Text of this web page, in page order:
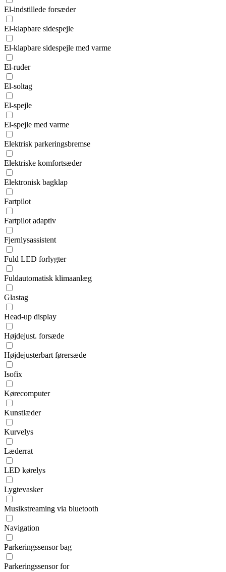
El-indstillede forsæder
El-klapbare sidespejle
El-klapbare sidespejle med varme
El-ruder
El-soltag
El-spejle
El-spejle med varme
Elektrisk parkeringsbremse
Elektriske komfortsæder
Elektronisk bagklap
Fartpilot
Fartpilot adaptiv
Fjernlysassistent
Fuld LED forlygter
Fuldautomatisk klimaanlæg
Glastag
Head-up display
Højdejust. forsæde
Højdejusterbart førersæde
Isofix
Kørecomputer
Kunstlæder
Kurvelys
Læderrat
LED kørelys
Lygtevasker
Musikstreaming via bluetooth
Navigation
Parkeringssensor bag
Parkeringssensor for